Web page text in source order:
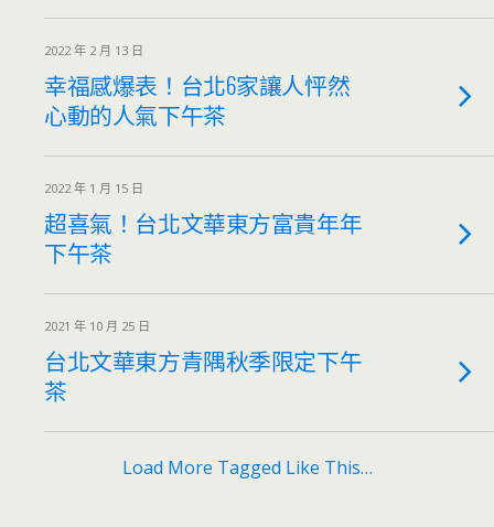
2022 年 2 月 13 日
幸福感爆表！台北6家讓人怦然
心動的人氣下午茶
2022 年 1 月 15 日
超喜氣！台北文華東方富貴年年
下午茶
2021 年 10 月 25 日
台北文華東方青隅秋季限定下午
茶
Load More Tagged Like This…